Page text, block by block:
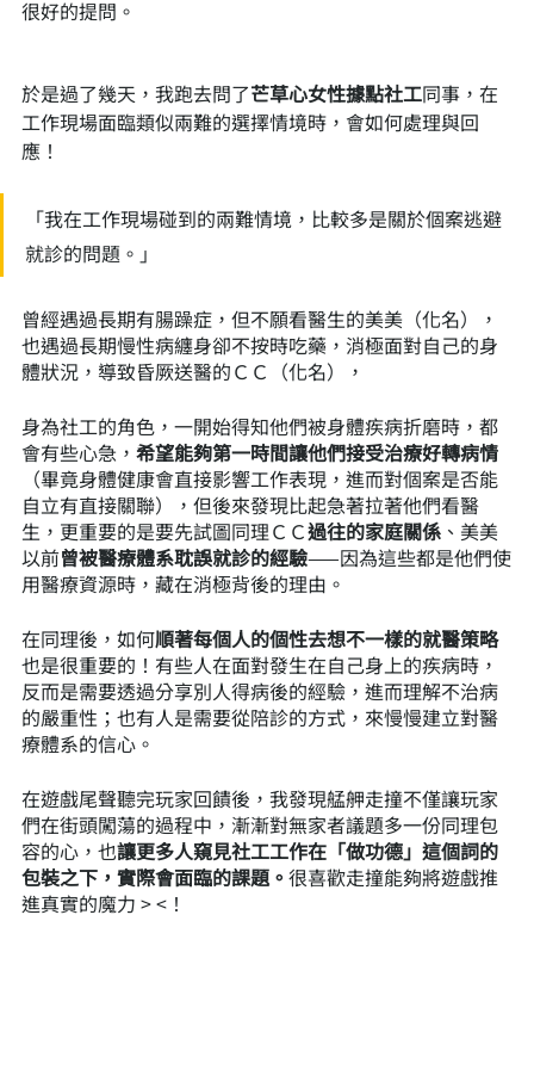
很好的提問。
於是過了幾天，我跑去問了芒草心女性據點社工同事，在
工作現場面臨類似兩難的選擇情境時，會如何處理與回
應！
「我在工作現場碰到的兩難情境，比較多是關於個案逃避
就診的問題。」
曾經遇過長期有腸躁症，但不願看醫生的美美（化名），
也遇過長期慢性病纏身卻不按時吃藥，消極面對自己的身
體狀況，導致昏厥送醫的ＣＣ（化名），
身為社工的角色，一開始得知他們被身體疾病折磨時，都
會有些心急， 希望能夠第一時間讓他們接受治療好轉病情
（畢竟身體健康會直接影響工作表現，進而對個案是否能
自立有直接關聯），但後來發現比起急著拉著他們看醫
生，更重要的是要先試圖同理ＣＣ過往的家庭關係 、美美
以前曾被醫療體系耽誤就診的經驗——因為這些都是他們使
用醫療資源時，藏在消極背後的理由。
在同理後，如何順著每個人的個性去想不一樣的就醫策略
也是很重要的！有些人在面對發生在自己身上的疾病時，
反而是需要透過分享別人得病後的經驗，進而理解不治病
的嚴重性；也有人是需要從陪診的方式，來慢慢建立對醫
療體系的信心。
在遊戲尾聲聽完玩家回饋後，我發現艋舺走撞不僅讓玩家
們在街頭闖蕩的過程中，漸漸對無家者議題多一份同理包
容的心，也讓更多人窺見社工工作在「做功德」這個詞的
包裝之下，實際會面臨的課題。很喜歡走撞能夠將遊戲推
進真實的魔力 > <！